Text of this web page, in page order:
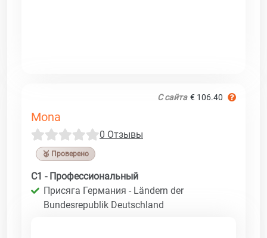
С сайта € 106.40
Mona
0 Отзывы
🥉 Проверено
C1 - Профессиональный
Присяга Германия - Ländern der
Bundesrepublik Deutschland